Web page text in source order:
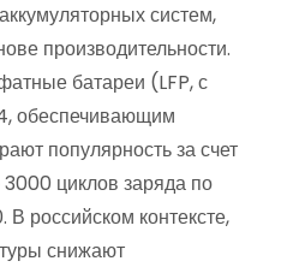
систем,
производительности.
батареи (LFP, с
обеспечивающим
популярность за счет
циклов заряда по
В российском контексте,
снижают